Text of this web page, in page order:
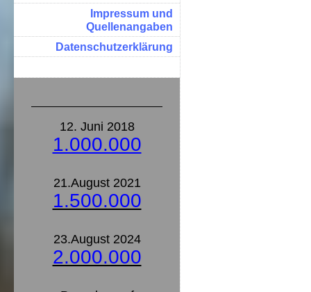
Impressum und
Quellenangaben
Datenschutzerklärung
12. Juni 2018
1.000.000
21.August 2021
1.500.000
23.August 2024
2.000.000